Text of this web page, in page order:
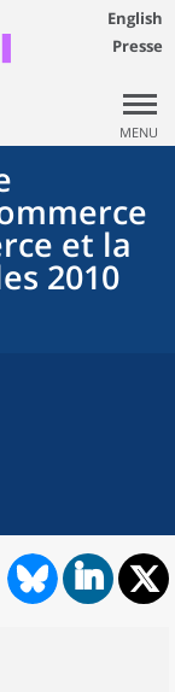
English
Presse
MENU
et la
2010